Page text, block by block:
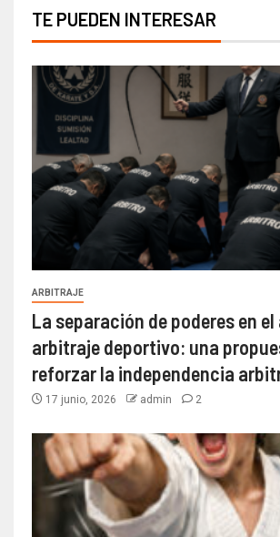
TE PUEDEN INTERESAR
ARBITRAJE
La separación de poderes en
arbitraje deportivo: una
reforzar la independencia
17 junio, 2026 admin 2